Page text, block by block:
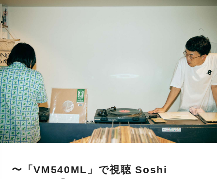
〜「VM540ML」で視聴 Soshi